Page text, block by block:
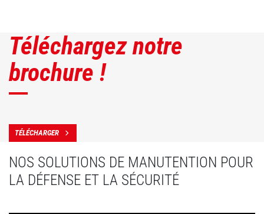
Téléchargez notre
brochure !
TÉLÉCHARGER
NOS SOLUTIONS DE MANUTENTION POUR
LA DÉFENSE ET LA SÉCURITÉ